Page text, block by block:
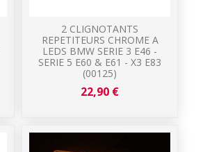
2 CLIGNOTANTS
REPETITEURS CHROME A
LEDS BMW SERIE 3 E46 -
SERIE 5 E60 & E61 - X3 E83
(00125)
22,90 €